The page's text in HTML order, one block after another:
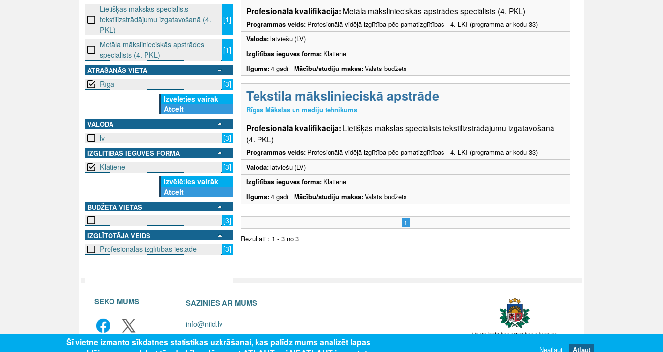
Lietišķās mākslas speciālists
tekstilizstrādājumu izgatavošanā (4.
PKL)
[1]
Metāla mākslinieciskās apstrādes
speciālists (4. PKL)
[1]
ATRAŠANĀS VIETA
Rīga
[3]
Izvēlēties vairāk
Atcelt
VALODA
lv [3]
IZGLĪTĪBAS IEGUVES FORMA
Klātiene
[3]
Izvēlēties vairāk
Atcelt
BUDŽETA VIETAS
[3]
IZGLĪTOTĀJA VEIDS
Profesionālās izglītības iestāde [3]
Profesionālā kvalifikācija: Metāla mākslinieciskās apstrādes speciālists (4. PKL)
Programmas veids: Profesionālā vidējā izglītība pēc pamatizglītības - 4. LKI (programma ar kodu 33)
Valoda:latviešu (LV)
Izglītības ieguves forma: Klātiene
Ilgums:4 gadi Mācību/studiju maksa:Valsts budžets
Tekstila mākslinieciskā apstrāde
Rīgas Mākslas un mediju tehnikums
Profesionālā kvalifikācija: Lietišķās mākslas speciālists tekstilizstrādājumu izgatavošanā
(4. PKL)
Programmas veids: Profesionālā vidējā izglītība pēc pamatizglītības - 4. LKI (programma ar kodu 33)
Valoda:latviešu (LV)
Izglītības ieguves forma: Klātiene
Ilgums:4 gadi Mācību/studiju maksa:Valsts budžets
1
Rezultāti : 1 - 3 no 3
SEKO MUMS SAZINIES AR MUMS
info@niid.lv
Šī vietne izmanto sīkdatnes statistikas uzkrāšanai, kas palīdz mums analizēt lapas
Neatļaut Atļaut